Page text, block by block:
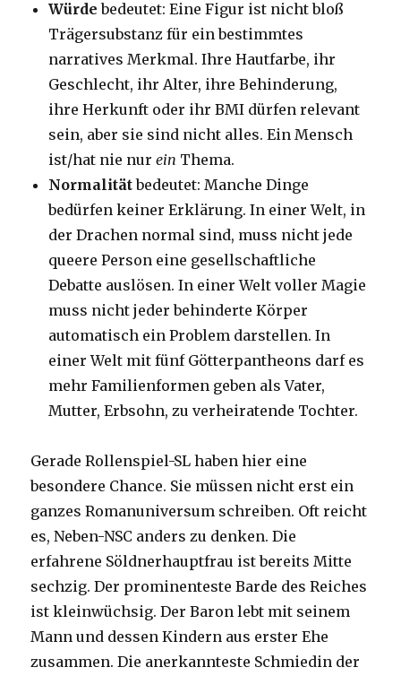
Würde bedeutet: Eine Figur ist nicht bloß
Trägersubstanz für ein bestimmtes
narratives Merkmal. Ihre Hautfarbe, ihr
Geschlecht, ihr Alter, ihre Behinderung,
ihre Herkunft oder ihr BMI dürfen relevant
sein, aber sie sind nicht alles. Ein Mensch
ist/hat nie nurein Thema.
Normalitätbedeutet: Manche Dinge
bedürfen keiner Erklärung. In einer Welt, in
der Drachen normal sind, muss nicht jede
queere Person eine gesellschaftliche
Debatte auslösen. In einer Welt voller Magie
muss nicht jeder behinderte Körper
automatisch ein Problem darstellen. In
einer Welt mit fünf Götterpantheons darf es
mehr Familienformen geben als Vater,
Mutter, Erbsohn, zu verheiratende Tochter.
Gerade Rollenspiel-SL haben hier eine
besondere Chance. Sie müssen nicht erst ein
ganzes Romanuniversum schreiben. Oft reicht
es, Neben-NSC anders zu denken. Die
erfahrene Söldnerhauptfrau ist bereits Mitte
sechzig. Der prominenteste Barde des Reiches
ist kleinwüchsig. Der Baron lebt mit seinem
Mann und dessen Kindern aus erster Ehe
zusammen. Die anerkannteste Schmiedin der